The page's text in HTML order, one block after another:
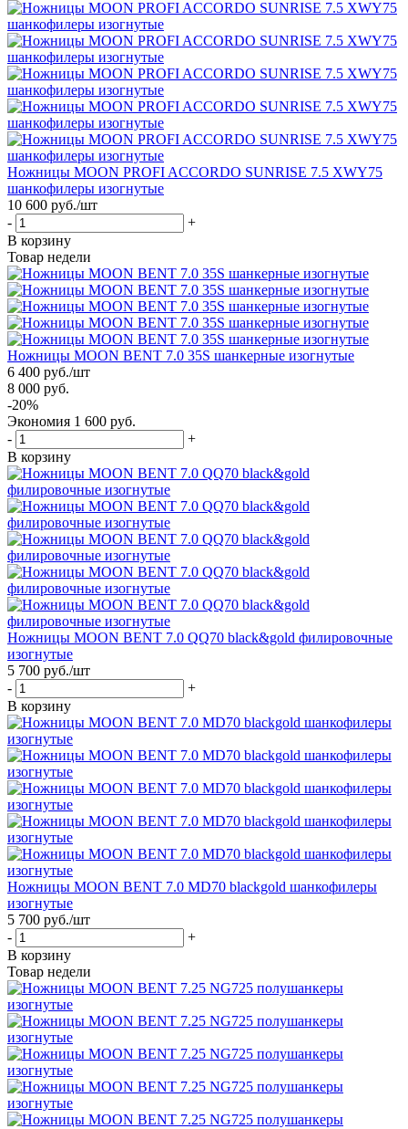
Ножницы MOON PROFI ACCORDO SUNRISE 7.5 XWY75
шанкофилеры изогнутые
10 600 руб./шт
-
+
В корзину
Товар недели
Ножницы MOON BENT 7.0 35S шанкерные изогнутые
6 400 руб./шт
8 000 руб.
-20%
Экономия 1 600 руб.
-
+
В корзину
Ножницы MOON BENT 7.0 QQ70 black&gold филировочные
изогнутые
5 700 руб./шт
-
+
В корзину
Ножницы MOON BENT 7.0 MD70 blackgold шанкофилеры
изогнутые
5 700 руб./шт
-
+
В корзину
Товар недели